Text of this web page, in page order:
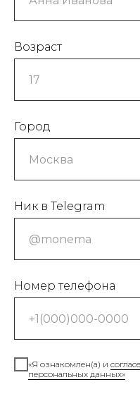
Возраст
Город
Ник в Telegram
Номер телефона
«Я ознакомлен(а) и
персональных данных»
+7 (999)277-74-
корп 4
MONEma ШКОЛА
О школе моделей
Наставники